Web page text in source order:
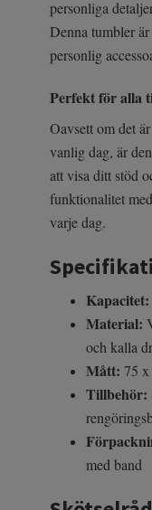
personliga
Denna tumbler
personlig
Perfekt för alla
Oavsett om det
vanlig dag, är
att visa ditt stöd
funktionalitet
varje dag.
Kapacitet:
Material:
och kalla
Mått: 75
Tillbehör:
med band